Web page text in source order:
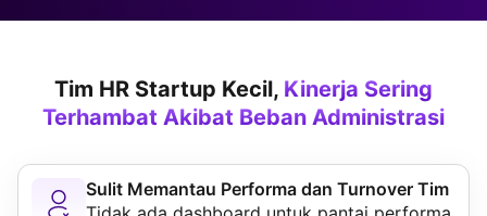
Tim HR Startup Kecil, Kinerja Sering
Terhambat Akibat Beban Administrasi
Sulit Memantau Performa dan Turnover Tim